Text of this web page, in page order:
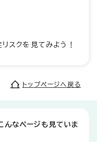
スクを見てみよう！
トップページへ戻る
んなページも見ていま